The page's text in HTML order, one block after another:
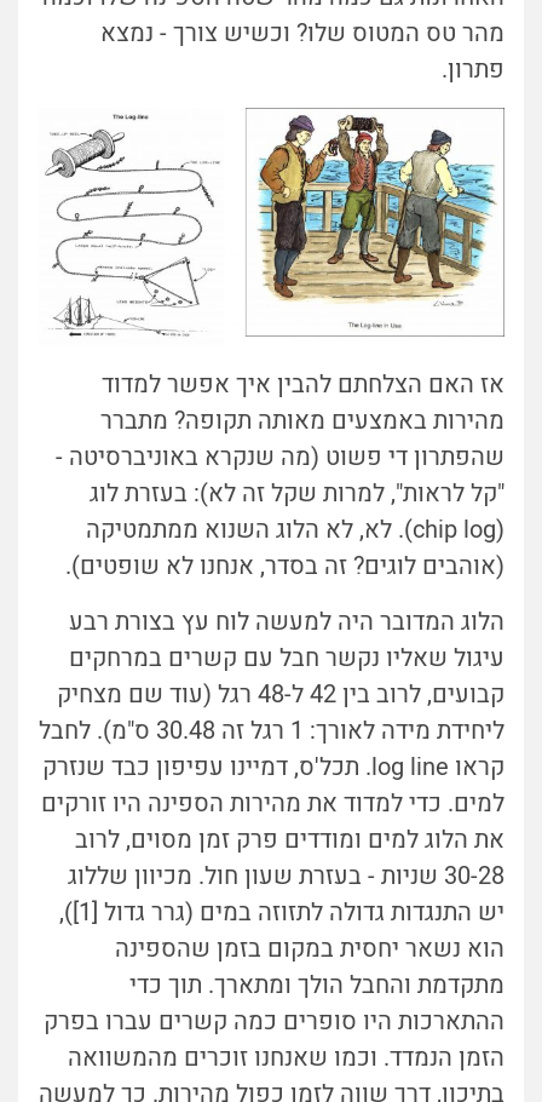
מהר טס המטוס שלו? וכשיש צורך - נמצא
פתרון.
אז האם הצלחתם להבין איך אפשר למדוד
מהירות באמצעים מאותה תקופה? מתברר
שהפתרון די פשוט (מה שנקרא באוניברסיטה -
"קל לראות", למרות שקל זה לא): בעזרת לוג
(chip log). לא, לא הלוג השנוא ממתמטיקה
(אוהבים לוגים? זה בסדר, אנחנו לא שופטים).
הלוג המדובר היה למעשה לוח עץ בצורת רבע
עיגול שאליו נקשר חבל עם קשרים במרחקים
קבועים, לרוב בין 42 ל-48 רגל (עוד שם מצחיק
ליחידת מידה לאורך: 1 רגל זה 30.48 ס"מ). לחבל
קראו log line. תכל'ס, דמיינו עפיפון כבד שנזרק
למים. כדי למדוד את מהירות הספינה היו זורקים
את הלוג למים ומודדים פרק זמן מסוים, לרוב
30-28 שניות - בעזרת שעון חול. מכיוון שללוג
יש התנגדות גדולה לתזוזה במים (גרר גדול [1]),
הוא נשאר יחסית במקום בזמן שהספינה
מתקדמת והחבל הולך ומתארך. תוך כדי
ההתארכות היו סופרים כמה קשרים עברו בפרק
הזמן הנמדד. וכמו שאנחנו זוכרים מהמשוואה
בתיכון, דרך שווה לזמן כפול מהירות. כך למעשה